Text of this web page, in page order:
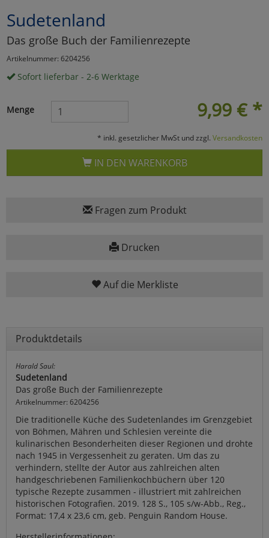
Sudetenland
Das große Buch der Familienrezepte
Artikelnummer: 6204256
Sofort lieferbar - 2-6 Werktage
9,99 € *
Menge
* inkl. gesetzlicher MwSt und zzgl. Versandkosten
IN DEN WARENKORB
Fragen zum Produkt
Drucken
Auf die Merkliste
Produktdetails
Harald Saul:
Sudetenland
Das große Buch der Familienrezepte
Artikelnummer: 6204256
Die traditionelle Küche des Sudetenlandes im Grenzgebiet
von Böhmen, Mähren und Schlesien vereinte die
kulinarischen Besonderheiten dieser Regionen und drohte
nach 1945 in Vergessenheit zu geraten. Um das zu
verhindern, stellte der Autor aus zahlreichen alten
handgeschriebenen Familienkochbüchern über 120
typische Rezepte zusammen - illustriert mit zahlreichen
historischen Fotografien. 2019. 128 S., 105 s/w-Abb., Reg.,
Format: 17,4 x 23,6 cm, geb. Penguin Random House.
Marketing
Umfragetools
Cookies
Alle Akzeptieren
Cookies
zurückzu Haupptseite